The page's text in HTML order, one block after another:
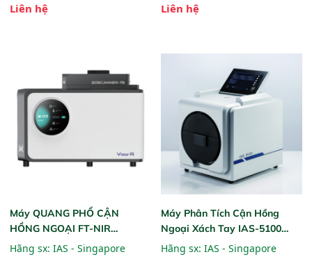
này cho phép bất kỳ ai cũng có
thức ăn chăn nuôi, nguyên liệu
thực phẩm, nông sản,..
Liên hệ
hỗ trợ tản nhiệt tăng cường và đã
năng theo dõi thông số theo thời
gian thực và trực quan hóa dữ
liệu để tăng chỉ số ROI cho doanh
Liên hệ
Máy QUANG PHỔ CẬN
HỒNG NGOẠI FT-NIR
Analyzer Vista-R
Hãng sx: IAS - Singapore
Máy Phân Tích Cận Hồng
Ngoại Xách Tay IAS-5100
(Portable NIR Analyzer)
Hãng sx: IAS - Singapore